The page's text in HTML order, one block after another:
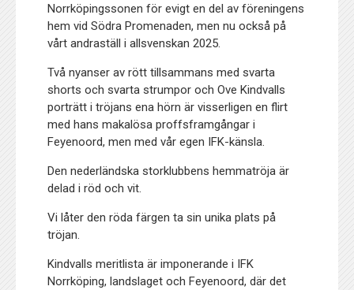
Norrköpingssonen för evigt en del av föreningens
hem vid Södra Promenaden, men nu också på
vårt andraställ i allsvenskan 2025.
Två nyanser av rött tillsammans med svarta
shorts och svarta strumpor och Ove Kindvalls
porträtt i tröjans ena hörn är visserligen en flirt
med hans makalösa proffsframgångar i
Feyenoord, men med vår egen IFK-känsla.
Den nederländska storklubbens hemmatröja är
delad i röd och vit.
Vi låter den röda färgen ta sin unika plats på
tröjan.
Kindvalls meritlista är imponerande i IFK
Norrköping, landslaget och Feyenoord, där det